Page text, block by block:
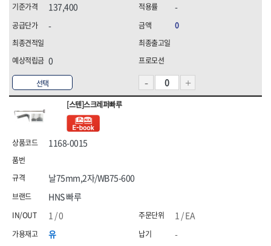
선택
137,400
-
0
-
0
[스텐]스크레퍼빠루
1168-0015
HNS 빠루
1 / EA
유
날75mm,2자/WB75-600
1 / 0
-